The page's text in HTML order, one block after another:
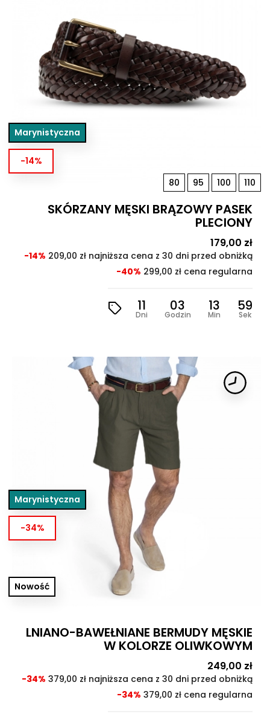
Marynistyczna
-14%
80 95 100 110
SKÓRZANY MĘSKI BRĄZOWY PASEK
PLECIONY
Cena
179,00 zł
-14% 209,00 zł najniższa cena z 30 dni przed obniżką
-40% 299,00 zł cena regularna
11
Dni
03
Godzin
13
Min
57
Sek
Marynistyczna
-34%
Nowość
LNIANO-BAWEŁNIANE BERMUDY MĘSKIE
W KOLORZE OLIWKOWYM
Cena
249,00 zł
-34% 379,00 zł najniższa cena z 30 dni przed obniżką
-34% 379,00 zł cena regularna